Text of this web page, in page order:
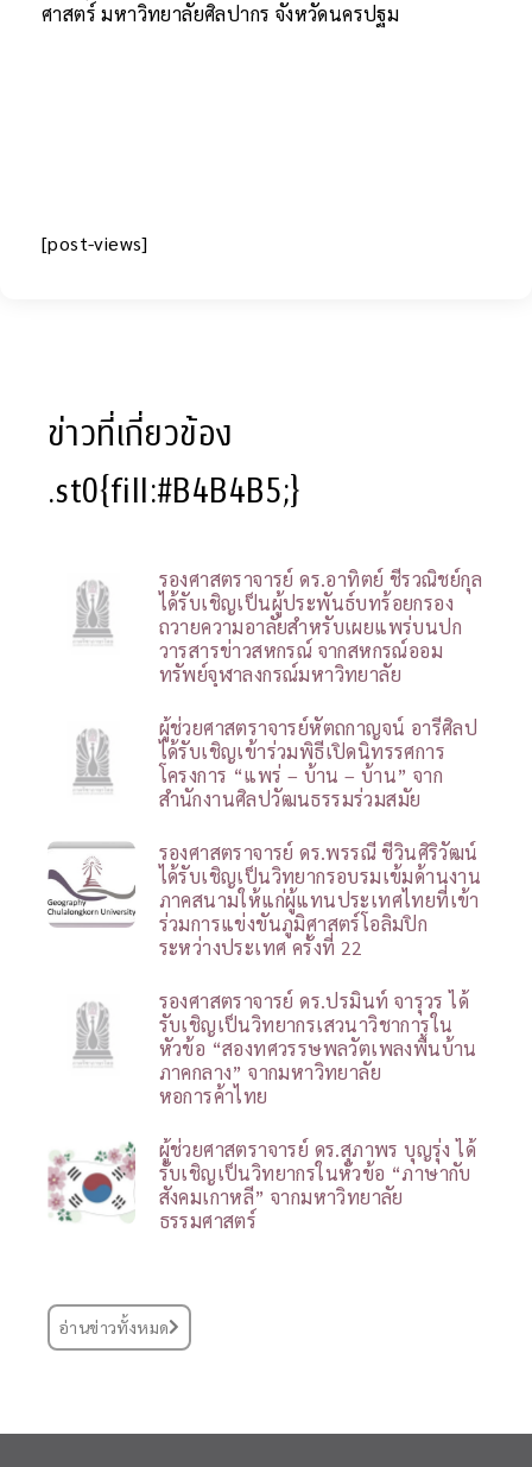
ศาสตร์ มหาวิทยาลัยศิลปากร จังหวัดนครปฐม
[post-views]
ข่าวที่เกี่ยวข้อง
.st0{fill:#B4B4B5;}
รองศาสตราจารย์ ดร.อาทิตย์ ชีรวณิชย์กุล
ได้รับเชิญเป็นผู้ประพันธ์บทร้อยกรอง
ถวายความอาลัยสำหรับเผยแพร่บนปก
วารสารข่าวสหกรณ์ จากสหกรณ์ออม
ทรัพย์จุฬาลงกรณ์มหาวิทยาลัย
ผู้ช่วยศาสตราจารย์หัตถกาญจน์ อารีศิลป
ได้รับเชิญเข้าร่วมพิธีเปิดนิทรรศการ
โครงการ “แพร่ – บ้าน – บ้าน” จาก
สำนักงานศิลปวัฒนธรรมร่วมสมัย
รองศาสตราจารย์ ดร.พรรณี ชีวินศิริวัฒน์
ได้รับเชิญเป็นวิทยากรอบรมเข้มด้านงาน
ภาคสนามให้แก่ผู้แทนประเทศไทยที่เข้า
ร่วมการแข่งขันภูมิศาสตร์โอลิมปิก
ระหว่างประเทศ ครั้งที่ 22
รองศาสตราจารย์ ดร.ปรมินท์ จารุวร ได้
รับเชิญเป็นวิทยากรเสวนาวิชาการใน
หัวข้อ “สองทศวรรษพลวัตเพลงพื้นบ้าน
ภาคกลาง” จากมหาวิทยาลัย
หอการค้าไทย
ผู้ช่วยศาสตราจารย์ ดร.สุภาพร บุญรุ่ง ได้
รับเชิญเป็นวิทยากรในหัวข้อ “ภาษากับ
สังคมเกาหลี” จากมหาวิทยาลัย
ธรรมศาสตร์
อ่านข่าวทั้งหมด